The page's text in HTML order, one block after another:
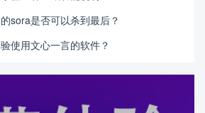
sora是否可以杀到最后？
使用文心一言的软件？